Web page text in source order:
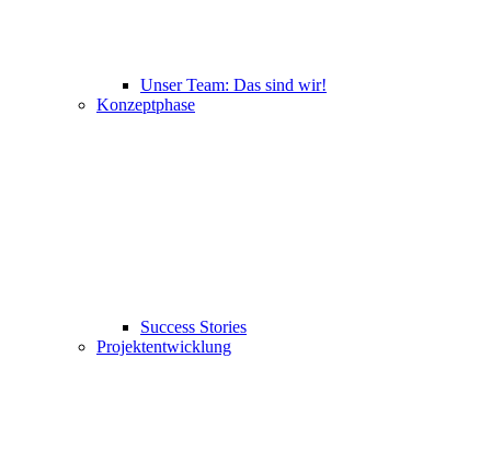
Unser Team: Das sind wir!
Konzeptphase
Success Stories
Projektentwicklung